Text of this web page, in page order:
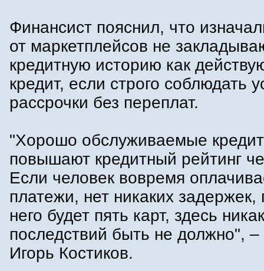
Финансист пояснил, что
от маркетплейсов не
кредитную историю как
кредит, если строго соблюдать
рассрочки без переплат.
"Хорошо обслуживаемые
повышают кредитный рейтинг
Если человек вовремя
платежи, нет никаких задержек,
него будет пять карт, здесь
последствий быть не должно", –
Игорь Костиков.